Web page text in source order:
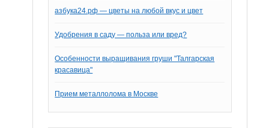
азбука24.рф — цветы на любой вкус и цвет
Удобрения в саду — польза или вред?
Особенности выращивания груши "Талгарская
красавица"
Прием металлолома в Москве